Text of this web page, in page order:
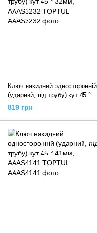
Ключ накидний односторонній
(ударний, під трубу) кут 45 °
32мм, AAAS3232 TOPTUL
819 грн